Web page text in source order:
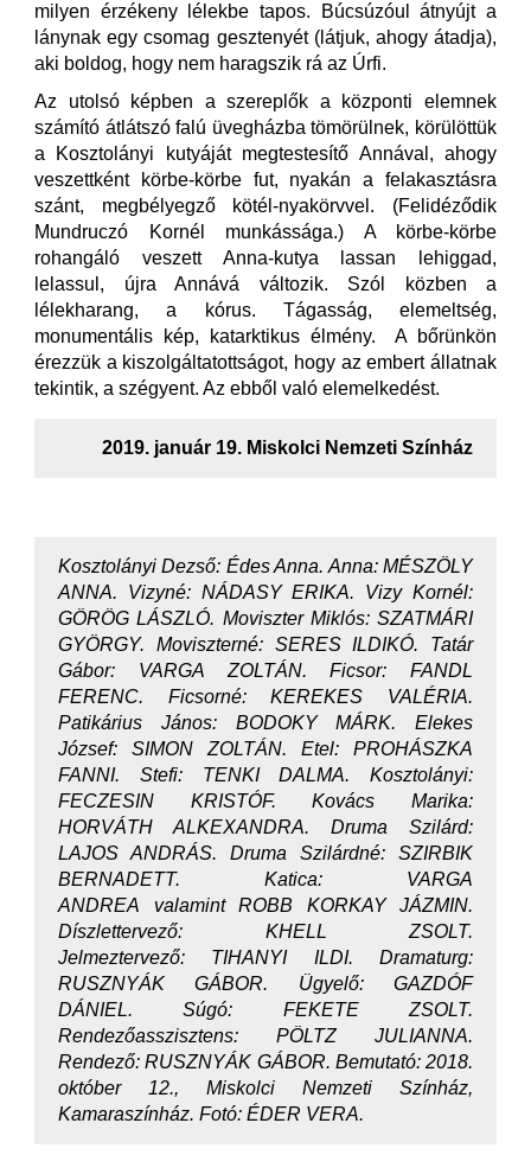
milyen érzékeny lélekbe tapos. Búcsúzóul átnyújt a
lánynak egy csomag gesztenyét (látjuk, ahogy átadja),
aki boldog, hogy nem haragszik rá az Úrfi.
Az utolsó képben a szereplők a központi elemnek
számító átlátszó falú üvegházba tömörülnek, körülöttük
a Kosztolányi kutyáját megtestesítő Annával, ahogy
veszettként körbe-körbe fut, nyakán a felakasztásra
szánt, megbélyegző kötél-nyakörvvel. (Felidéződik
Mundruczó Kornél munkássága.) A körbe-körbe
rohangáló veszett Anna-kutya lassan lehiggad,
lelassul, újra Annává változik. Szól közben a
lélekharang, a kórus. Tágasság, elemeltség,
monumentális kép, katarktikus élmény. A bőrünkön
érezzük a kiszolgáltatottságot, hogy az embert állatnak
tekintik, a szégyent. Az ebből való elemelkedést.
2019. január 19. Miskolci Nemzeti Színház
Kosztolányi Dezső: Édes Anna. Anna: MÉSZÖLY
ANNA. Vizyné: NÁDASY ERIKA. Vizy Kornél:
GÖRÖG LÁSZLÓ. Moviszter Miklós: SZATMÁRI
GYÖRGY. Moviszterné: SERES ILDIKÓ. Tatár
Gábor: VARGA ZOLTÁN. Ficsor: FANDL
FERENC. Ficsorné: KEREKES VALÉRIA.
Patikárius János: BODOKY MÁRK. Elekes
József: SIMON ZOLTÁN. Etel: PROHÁSZKA
FANNI. Stefi: TENKI DALMA. Kosztolányi:
FECZESIN KRISTÓF. Kovács Marika:
HORVÁTH ALKEXANDRA. Druma Szilárd:
LAJOS ANDRÁS. Druma Szilárdné: SZIRBIK
BERNADETT. Katica: VARGA
ANDREA valamint ROBB KORKAY JÁZMIN.
Díszlettervező: KHELL ZSOLT.
Jelmeztervező: TIHANYI ILDI. Dramaturg:
RUSZNYÁK GÁBOR. Ügyelő: GAZDÓF
DÁNIEL. Súgó: FEKETE ZSOLT.
Rendezőasszisztens: PÖLTZ JULIANNA.
Rendező: RUSZNYÁK GÁBOR. Bemutató: 2018.
október 12., Miskolci Nemzeti Színház,
Kamaraszínház. Fotó: ÉDER VERA.